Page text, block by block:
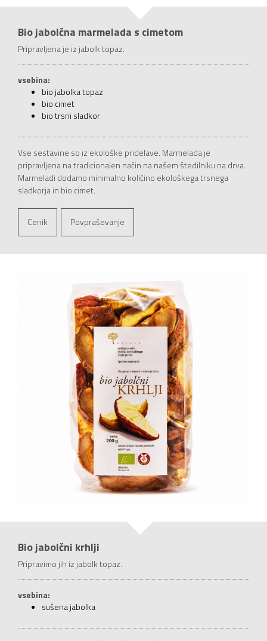
Bio jabolčna marmelada s cimetom
Pripravljena je iz jabolk topaz.
vsebina:
bio jabolka topaz
bio cimet
bio trsni sladkor
Vse sestavine so iz ekološke pridelave. Marmelada je
pripravljena na tradicionalen način na našem štedilniku na drva.
Marmeladi dodamo minimalno količino ekološkega trsnega
sladkorja in bio cimet.
Cenik Povpraševanje
Bio jabolčni krhlji
Pripravimo jih iz jabolk topaz.
vsebina:
sušena jabolka